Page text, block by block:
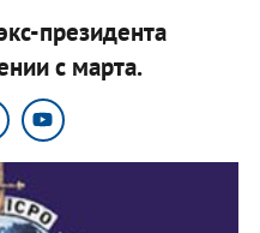
президента
с марта.